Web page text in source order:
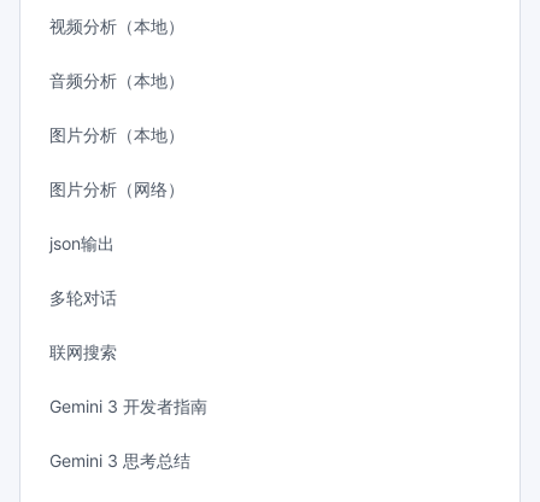
视频分析（本地）
音频分析（本地）
图片分析（本地）
图片分析（网络）
json输出
多轮对话
联网搜索
Gemini 3 开发者指南
Gemini 3 思考总结